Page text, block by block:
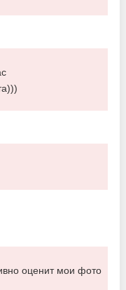
оценит мои фото